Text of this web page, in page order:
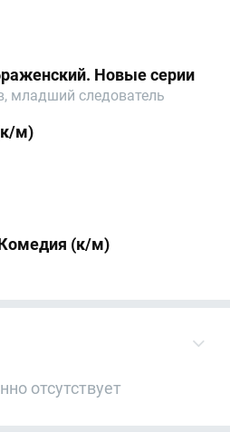
Новые серии
младший следователь
м)
(к/м)
отсутствует